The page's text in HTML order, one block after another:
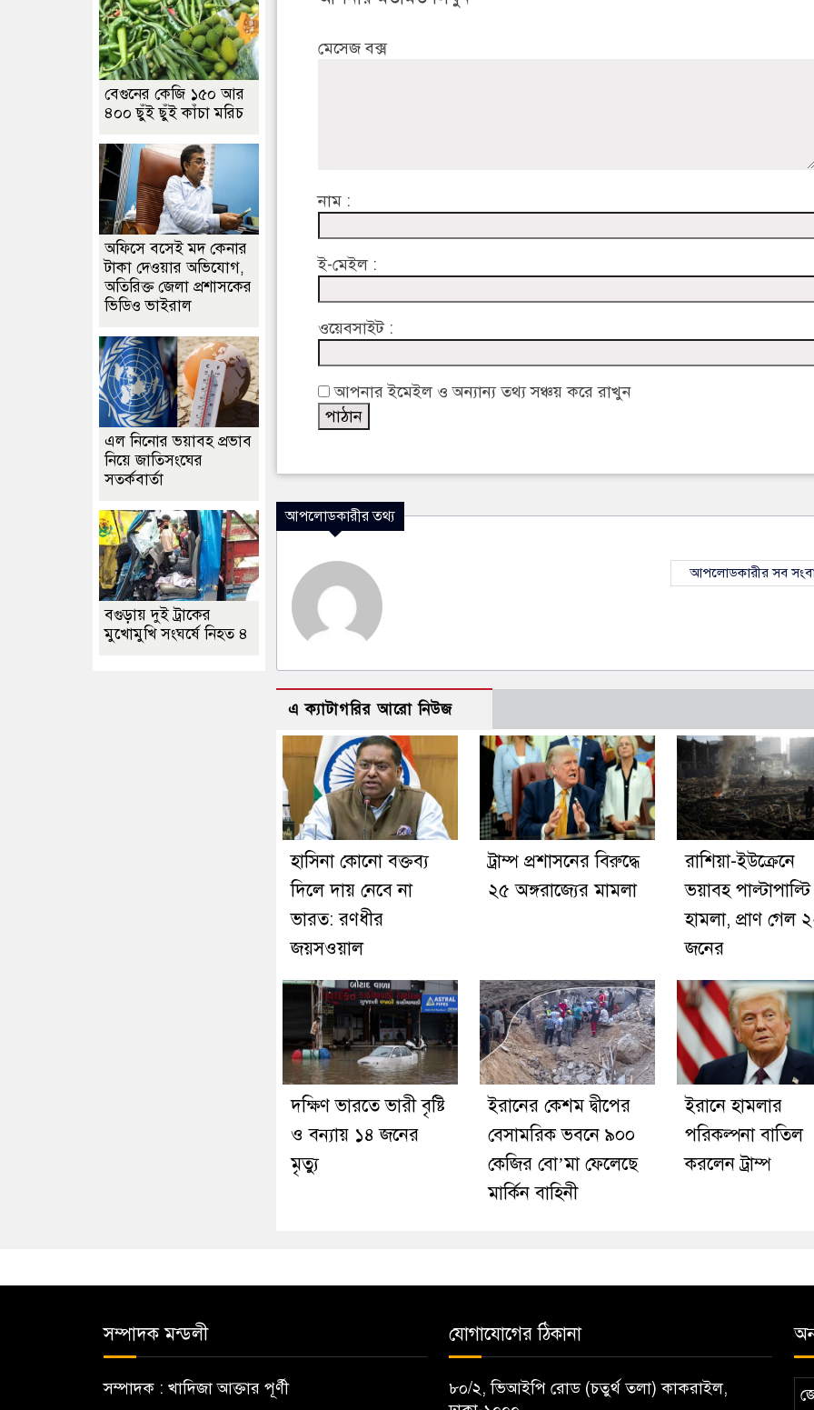
মেসেজ বক্স
নাম :
ই-মেইল :
ওয়েবসাইট :
আপনার ইমেইল ও অন্যান্য তথ্য সঞ্চয় করে রাখুন
আপলোডকারীর তথ্য
আপলোডকারীর সব
এ ক্যাটাগরির আরো নিউজ
হাসিনা কোনো বক্তব্য
দিলে দায় নেবে না
ভারত: রণধীর
জয়সওয়াল
ট্রাম্প প্রশাসনের বিরুদ্ধে
২৫ অঙ্গরাজ্যের মামলা
রাশিয়া-ইউক্রেনে
ভয়াবহ পাল্টাপাল্টি
হামলা, প্রাণ গেল
জনের
দক্ষিণ ভারতে ভারী বৃষ্টি
ও বন্যায় ১৪ জনের
মৃত্যু
ইরানের কেশম দ্বীপের
বেসামরিক ভবনে ৯০০
কেজির বো’মা ফেলেছে
মার্কিন বাহিনী
ইরানে হামলার
পরিকল্পনা বাতিল
করলেন ট্রাম্প
বেগুনের কেজি ১৫০ আর
৪০০ ছুঁই ছুঁই কাঁচা মরিচ
অফিসে বসেই মদ কেনার
টাকা দেওয়ার অভিযোগ,
অতিরিক্ত জেলা প্রশাসকের
ভিডিও ভাইরাল
এল নিনোর ভয়াবহ প্রভাব
নিয়ে জাতিসংঘের
সতর্কবার্তা
বগুড়ায় দুই ট্রাকের
মুখোমুখি সংঘর্ষে নিহত ৪
সম্পাদক মন্ডলী
সম্পাদক : খাদিজা আক্তার পূর্ণী
যোগাযোগের ঠিকানা
৮০/২, ভিআইপি রোড (চতুর্থ তলা) কাকরাইল,